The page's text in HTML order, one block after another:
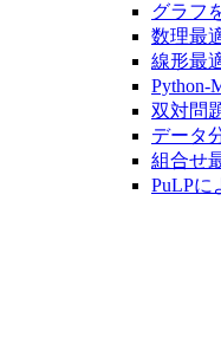
グラフ
数理最
線形最
Python-
双対問
データ
組合せ
PuLPに